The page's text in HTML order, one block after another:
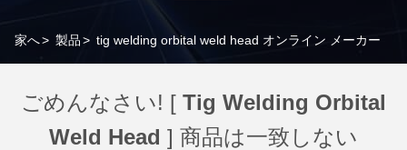
家へ> 製品> tig welding orbital weld head オンライン メーカー
ごめんなさい! [ Tig Welding Orbital
Weld Head ] 商品は一致しない